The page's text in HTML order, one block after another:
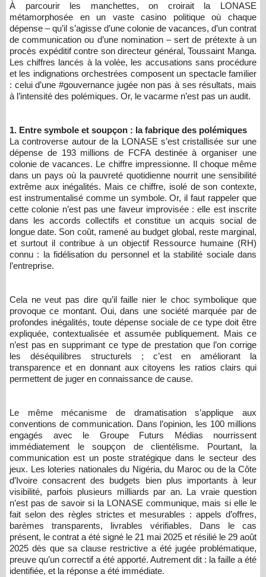
À parcourir les manchettes, on croirait la LONASE
métamorphosée en un vaste casino politique où chaque
dépense – qu’il s’agisse d’une colonie de vacances, d’un contrat
de communication ou d’une nomination – sert de prétexte à un
procès expéditif contre son directeur général, Toussaint Manga.
Les chiffres lancés à la volée, les accusations sans procédure
et les indignations orchestrées composent un spectacle familier
: celui d’une #gouvernance jugée non pas à ses résultats, mais
à l’intensité des polémiques. Or, le vacarme n’est pas un audit.
1. Entre symbole et soupçon : la fabrique des polémiques
La controverse autour de la LONASE s’est cristallisée sur une
dépense de 193 millions de FCFA destinée à organiser une
colonie de vacances. Le chiffre impressionne. Il choque même
dans un pays où la pauvreté quotidienne nourrit une sensibilité
extrême aux inégalités. Mais ce chiffre, isolé de son contexte,
est instrumentalisé comme un symbole. Or, il faut rappeler que
cette colonie n’est pas une faveur improvisée : elle est inscrite
dans les accords collectifs et constitue un acquis social de
longue date. Son coût, ramené au budget global, reste marginal,
et surtout il contribue à un objectif Ressource humaine (RH)
connu : la fidélisation du personnel et la stabilité sociale dans
l’entreprise.
Cela ne veut pas dire qu’il faille nier le choc symbolique que
provoque ce montant. Oui, dans une société marquée par de
profondes inégalités, toute dépense sociale de ce type doit être
expliquée, contextualisée et assumée publiquement. Mais ce
n’est pas en supprimant ce type de prestation que l’on corrige
les déséquilibres structurels ; c’est en améliorant la
transparence et en donnant aux citoyens les ratios clairs qui
permettent de juger en connaissance de cause.
Le même mécanisme de dramatisation s’applique aux
conventions de communication. Dans l’opinion, les 100 millions
engagés avec le Groupe Futurs Médias nourrissent
immédiatement le soupçon de clientélisme. Pourtant, la
communication est un poste stratégique dans le secteur des
jeux. Les loteries nationales du Nigéria, du Maroc ou de la Côte
d’Ivoire consacrent des budgets bien plus importants à leur
visibilité, parfois plusieurs milliards par an. La vraie question
n’est pas de savoir si la LONASE communique, mais si elle le
fait selon des règles strictes et mesurables : appels d’offres,
barèmes transparents, livrables vérifiables. Dans le cas
présent, le contrat a été signé le 21 mai 2025 et résilié le 29 août
2025 dès que sa clause restrictive a été jugée problématique,
preuve qu’un correctif a été apporté. Autrement dit : la faille a été
identifiée, et la réponse a été immédiate.